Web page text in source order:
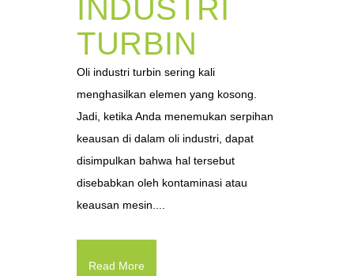
INDUSTRI
TURBIN
Oli industri turbin sering kali
menghasilkan elemen yang kosong.
Jadi, ketika Anda menemukan serpihan
keausan di dalam oli industri, dapat
disimpulkan bahwa hal tersebut
disebabkan oleh kontaminasi atau
keausan mesin....
Read More